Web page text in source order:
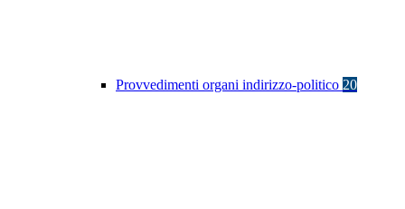
Provvedimenti organi indirizzo-politico 20